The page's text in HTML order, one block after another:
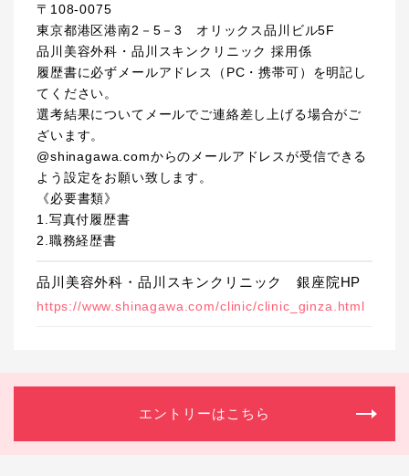
〒108-0075
東京都港区港南2－5－3 オリックス品川ビル5F
品川美容外科・品川スキンクリニック 採用係
履歴書に必ずメールアドレス（PC・携帯可）を明記し
てください。
選考結果についてメールでご連絡差し上げる場合がご
ざいます。
@shinagawa.comからのメールアドレスが受信できる
よう設定をお願い致します。
《必要書類》
1.写真付履歴書
2.職務経歴書
品川美容外科・品川スキンクリニック 銀座院HP
https://www.shinagawa.com/clinic/clinic_ginza.html
エントリーはこちら